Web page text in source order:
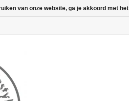
van onze website, ga je akkoord met